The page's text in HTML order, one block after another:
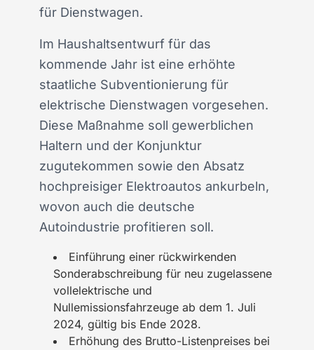
für Dienstwagen.
Im Haushaltsentwurf für das
kommende Jahr ist eine erhöhte
staatliche Subventionierung für
elektrische Dienstwagen vorgesehen.
Diese Maßnahme soll gewerblichen
Haltern und der Konjunktur
zugutekommen sowie den Absatz
hochpreisiger Elektroautos ankurbeln,
wovon auch die deutsche
Autoindustrie profitieren soll.
Einführung einer rückwirkenden
Sonderabschreibung für neu zugelassene
vollelektrische und
Nullemissionsfahrzeuge ab dem 1. Juli
2024, gültig bis Ende 2028.
Erhöhung des Brutto-Listenpreises bei